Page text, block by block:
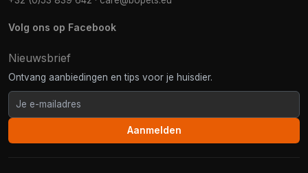
Volg ons op Facebook
Nieuwsbrief
Ontvang aanbiedingen en tips voor je huisdier.
Aanmelden